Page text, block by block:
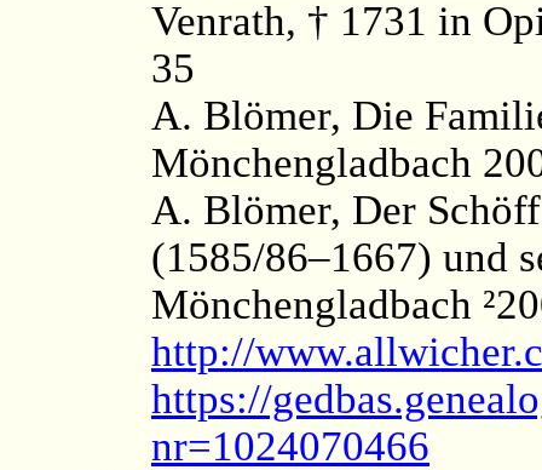
Venrath, † 1731 in
35
A. Blömer, Die
Mönchengladbach
A. Blömer, Der
(1585/86–1667) und
Mönchengladbach
http://
https://
nr=1024070466